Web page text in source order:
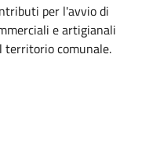
per l'avvio di
e artigianali
comunale.